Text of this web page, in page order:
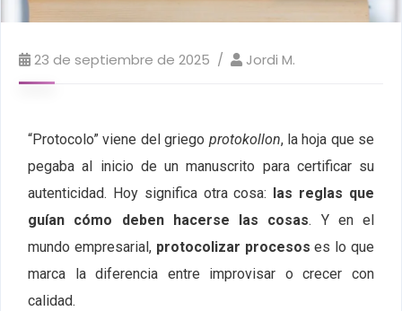
23 de septiembre de 2025 Jordi M.
“Protocolo” viene del griego protokollon, la hoja que se
pegaba al inicio de un manuscrito para certificar su
autenticidad. Hoy significa otra cosa:
las reglas que
guían cómo deben hacerse las cosas. Y en el
mundo empresarial, protocolizar procesos es lo que
marca la diferencia entre improvisar o crecer con
calidad.